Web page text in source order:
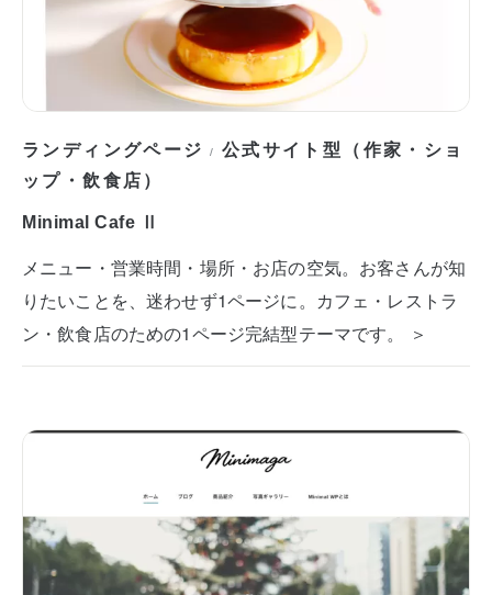
ランディングページ / 公式サイト型（作家・ショ
ップ・飲食店）
Minimal Cafe Ⅱ
メニュー・営業時間・場所・お店の空気。お客さんが知
りたいことを、迷わせず1ページに。カフェ・レストラ
ン・飲食店のための1ページ完結型テーマです。 ＞